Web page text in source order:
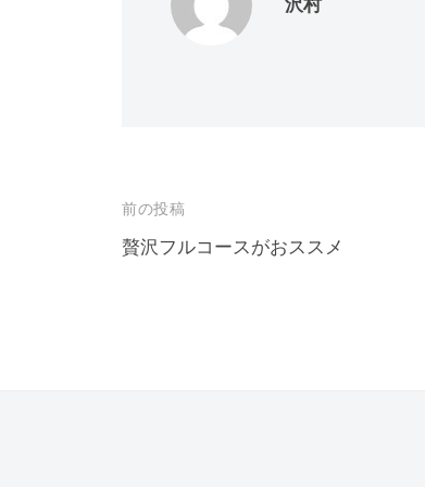
沢村
投
稿
前の投稿
贅沢フルコースがおススメ